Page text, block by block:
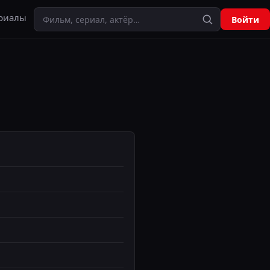
Поиск Войти